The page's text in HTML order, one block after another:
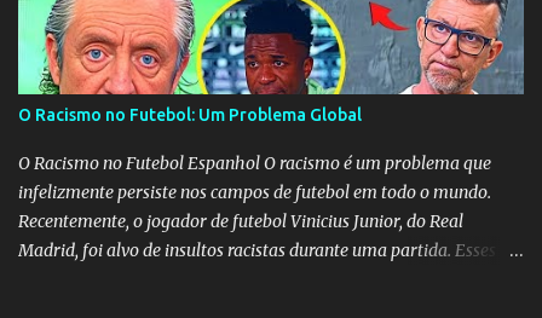
O Racismo no Futebol: Um Problema Global
O Racismo no Futebol Espanhol O racismo é um problema que
infelizmente persiste nos campos de futebol em todo o mundo.
Recentemente, o jogador de futebol Vinicius Junior, do Real
Madrid, foi alvo de insultos racistas durante uma partida. Esses